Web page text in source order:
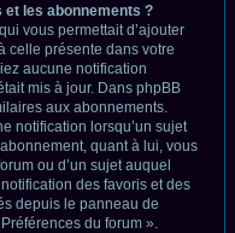
les abonnements ?
vous permettait d’ajouter
celle présente dans votre
aucune notification
mis à jour. Dans phpBB
aux abonnements.
notification lorsqu’un sujet
quant à lui, vous
ou d’un sujet auquel
des favoris et des
depuis le panneau de
du forum ».